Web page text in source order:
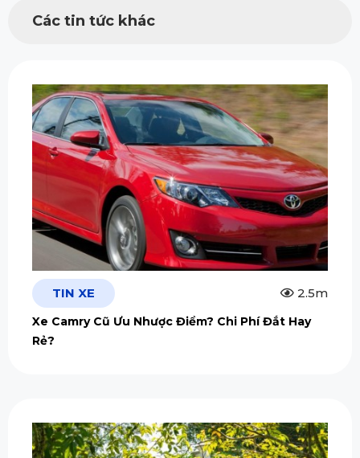
Các tin tức khác
TIN XE 2.5m
Xe Camry Cũ Ưu Nhược Điểm? Chi Phí Đắt Hay
Rẻ?